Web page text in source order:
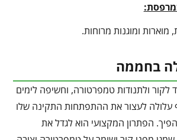
מוארות ומוגנות מרוחות.
בחממה
לקור ולתנודות טמפרטורה, וחשיפה לימים
עלולה לעצור את ההתפתחות התקינה שלו
הפתרון המקצועי הוא לגדל את